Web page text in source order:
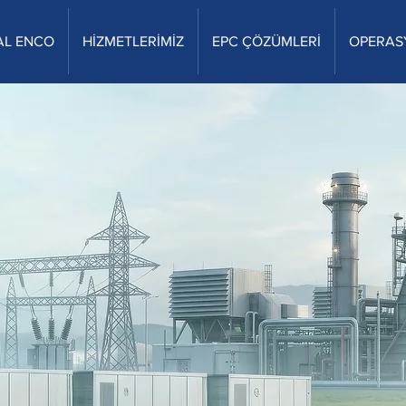
ENCO HİZMETLERİMİZ EPC ÇÖZÜMLERİ